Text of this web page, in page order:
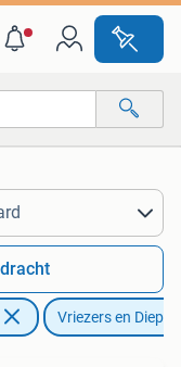
Vriezers en